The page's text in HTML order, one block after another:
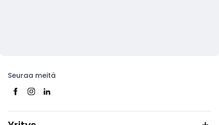
Seuraa meitä